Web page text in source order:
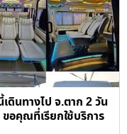
ดินทางไป จ.ตาก 2 วัน
อคุณที่เรียกใช้บริการ